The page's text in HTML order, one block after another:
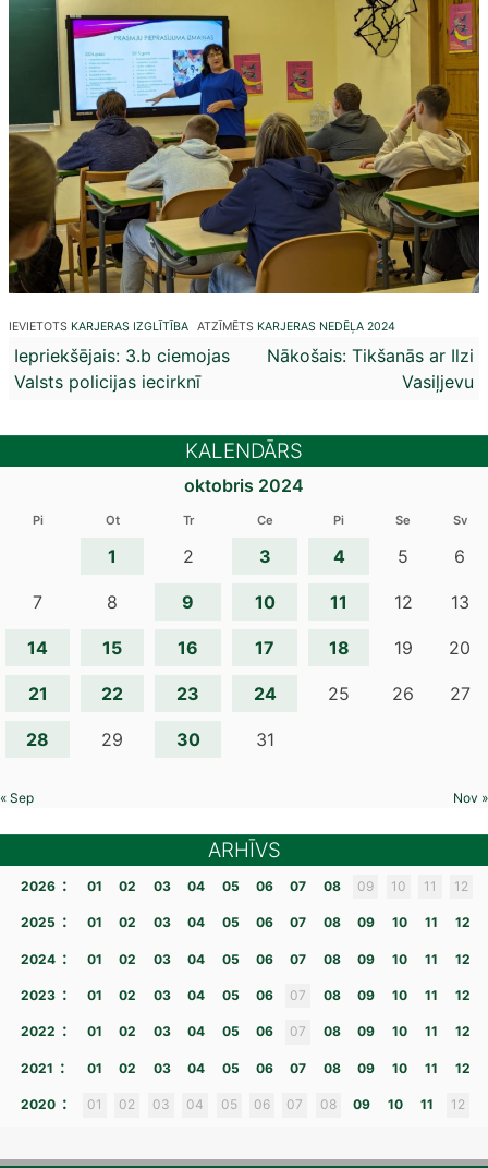
IEVIETOTS KARJERAS IZGLĪTĪBA ATZĪMĒTS KARJERAS NEDĒĻA 2024
Ziņu
izvēlne
Iepriekšējais: 3.b ciemojas
Valsts policijas iecirknī
Nākošais: Tikšanās ar Ilzi
Vasiļjevu
KALENDĀRS
oktobris 2024
Pi Ot Tr Ce Pi Se Sv
1 2 3 4 5 6
7 8 9 10 11 12 13
14 15 16 17 18 19 20
21 22 23 24 25 26 27
28 29 30 31
« Sep Nov »
ARHĪVS
2026 : 01 02 03 04 05 06 07 08 09 10 11 12
2025 : 01 02 03 04 05 06 07 08 09 10 11 12
2024 : 01 02 03 04 05 06 07 08 09 10 11 12
2023 : 01 02 03 04 05 06 07 08 09 10 11 12
2022 : 01 02 03 04 05 06 07 08 09 10 11 12
2021 : 01 02 03 04 05 06 07 08 09 10 11 12
2020 : 01 02 03 04 05 06 07 08 09 10 11 12